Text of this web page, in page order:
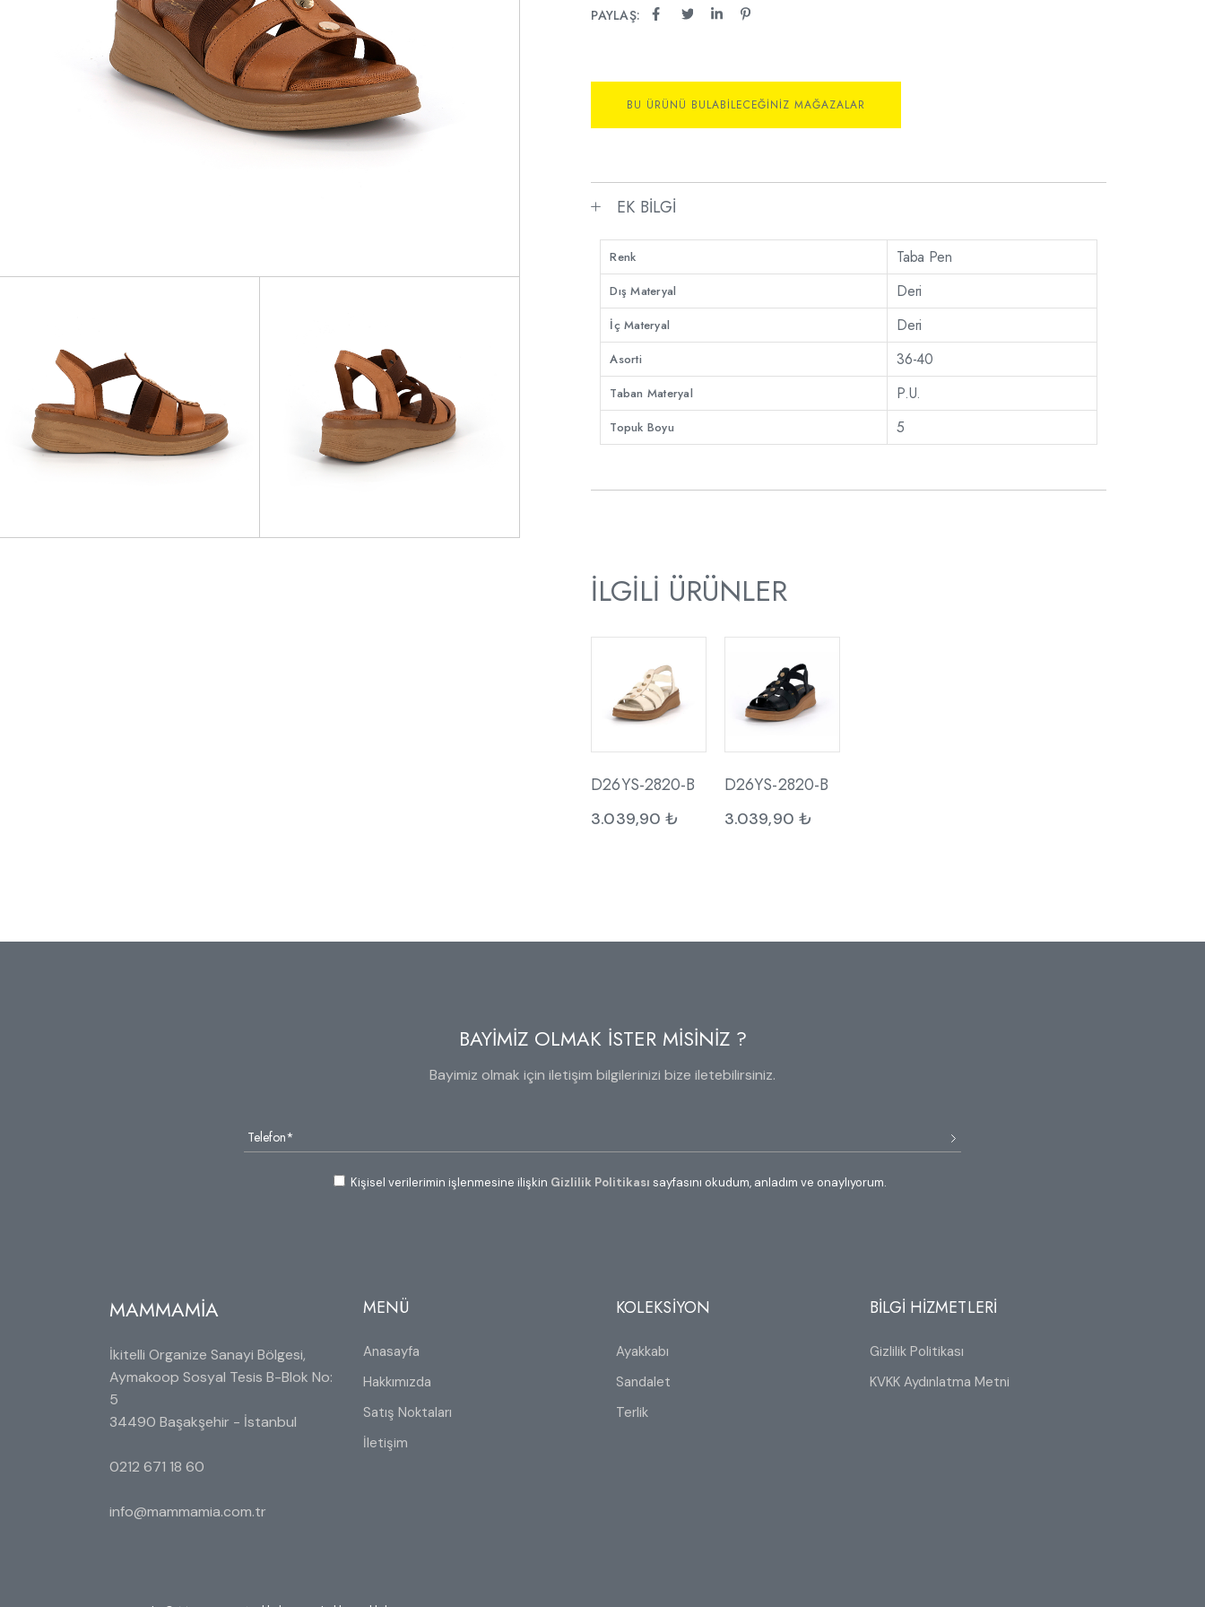
PAYLAŞ:
BU ÜRÜNÜ BULABILECEĞINIZ MAĞAZALAR
EK BILGI
Renk Taba Pen
Dış Materyal Deri
İç Materyal Deri
Asorti 36-40
Taban Materyal P.U.
Topuk Boyu 5
İLGILI ÜRÜNLER
D26YS-2820-B
3.039,90₺
D26YS-2820-B
3.039,90 ₺
BAYİMİZ OLMAK İSTER MİSİNİZ ?
Bayimiz olmak için iletişim bilgilerinizi bize iletebilirsiniz.
Kişisel verilerimin işlenmesine ilişkin Gizlilik Politikası sayfasını okudum, anladım ve onaylıyorum.
MAMMAMİA
İkitelli Organize Sanayi Bölgesi,
Aymakoop Sosyal Tesis B-Blok No:
5
34490 Başakşehir - İstanbul
0212 671 18 60
info@mammamia.com.tr
MENÜ
Anasayfa
Hakkımızda
Satış Noktaları
İletişim
KOLEKSİYON
Ayakkabı
Sandalet
Terlik
BİLGİ HİZMETLERİ
Gizlilik Politikası
KVKK Aydınlatma Metni